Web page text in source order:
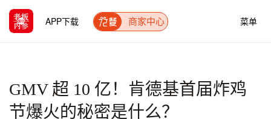
菜单
APP下载 商家中心
GMV 超 10 亿！肯德基首届炸鸡
节爆火的秘密是什么？